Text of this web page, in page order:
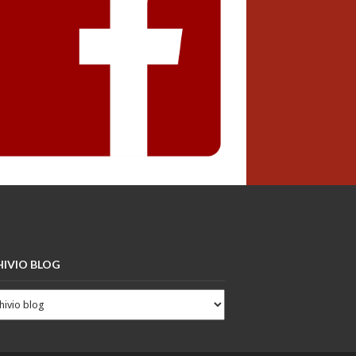
BLOG